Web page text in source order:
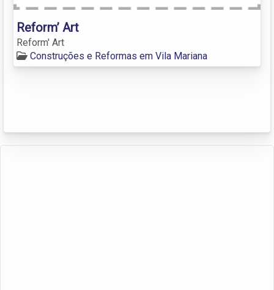
Reform’ Art
Reform' Art
Construções e Reformas em Vila Mariana